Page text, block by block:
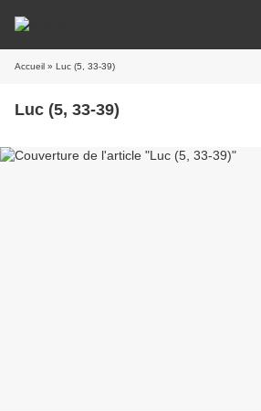
Accueil » Luc (5, 33-39)
Luc (5, 33-39)